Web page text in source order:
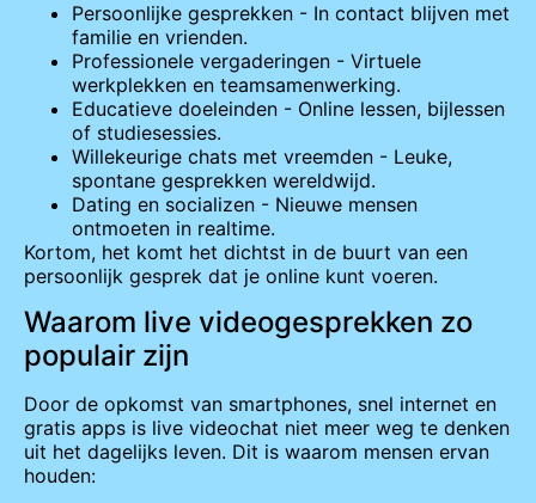
Persoonlijke gesprekken - In contact blijven met
familie en vrienden.
Professionele vergaderingen - Virtuele
werkplekken en teamsamenwerking.
Educatieve doeleinden - Online lessen, bijlessen
of studiesessies.
Willekeurige chats met vreemden - Leuke,
spontane gesprekken wereldwijd.
Dating en socializen - Nieuwe mensen
ontmoeten in realtime.
Kortom, het komt het dichtst in de buurt van een
persoonlijk gesprek dat je online kunt voeren.
Waarom live videogesprekken zo
populair zijn
Door de opkomst van smartphones, snel internet en
gratis apps is live videochat niet meer weg te denken
uit het dagelijks leven. Dit is waarom mensen ervan
houden: